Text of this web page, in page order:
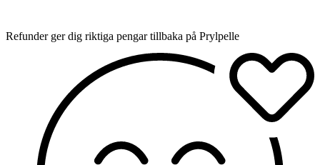
Refunder ger dig riktiga pengar tillbaka på Prylpelle